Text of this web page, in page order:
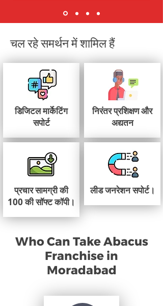
चल रहे समर्थन में शामिल हैं
डिजिटल मार्केटिंग
सपोर्ट
प्रचार सामग्री की
100 की सॉफ्ट कॉपी।
निरंतर प्रशिक्षण और
अद्यतन
लीड जनरेशन सपोर्ट।
Who Can Take Abacus
Franchise in
Moradabad